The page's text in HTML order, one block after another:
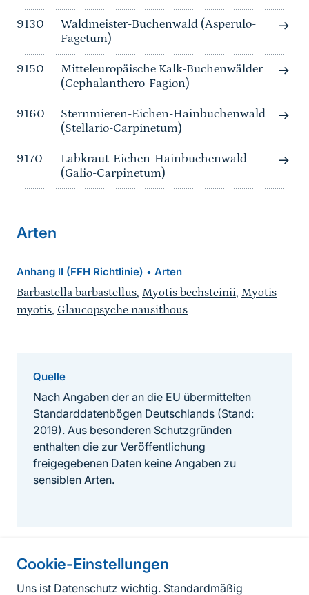
Cookie-Einstellungen
Uns ist Datenschutz wichtig. Standardmäßig
9130
Waldmeister-Buchenwald (Asperulo-
Fagetum)
9150
Mitteleuropäische Kalk-Buchenwälder
(Cephalanthero-Fagion)
9160
Sternmieren-Eichen-Hainbuchenwald
(Stellario-Carpinetum)
9170
Labkraut-Eichen-Hainbuchenwald
(Galio-Carpinetum)
Arten
Anhang II (FFH Richtlinie) • Arten
Barbastella barbastellus, Myotis bechsteinii, Myotis
myotis, Glaucopsyche nausithous
Quelle
Nach Angaben der an die EU übermittelten
Standarddatenbögen Deutschlands (Stand:
2019). Aus besonderen Schutzgründen
enthalten die zur Veröffentlichung
freigegebenen Daten keine Angaben zu
sensiblen Arten.
Informationen zur Seite